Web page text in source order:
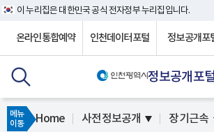
이 누리집은 대한민국 공식 전자정부 누리집입니다.
온라인통합예약 인천데이터포털 정보공개포
정보공개포털
메뉴
이동
Home 사전정보공개 장기근속